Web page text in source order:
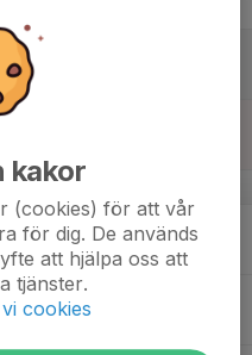
kakor
(cookies) för att vår
för dig. De används
att hjälpa oss att
tjänster.
cookies